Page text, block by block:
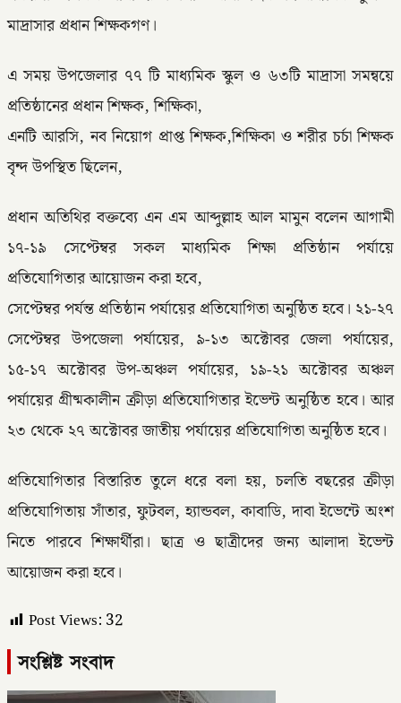
মাদ্রাসার প্রধান শিক্ষকগণ।
এ সময় উপজেলার ৭৭ টি মাধ্যমিক স্কুল ও ৬৩টি মাদ্রাসা সমন্বয়ে
প্রতিষ্ঠানের প্রধান শিক্ষক, শিক্ষিকা,
এনটি আরসি, নব নিয়োগ প্রাপ্ত শিক্ষক,শিক্ষিকা ও শরীর চর্চা শিক্ষক
বৃন্দ উপস্থিত ছিলেন,
প্রধান অতিথির বক্তব্যে এন এম আব্দুল্লাহ আল মামুন বলেন আগামী
১৭-১৯ সেপ্টেম্বর সকল মাধ্যমিক শিক্ষা প্রতিষ্ঠান পর্যায়ে
প্রতিযোগিতার আয়োজন করা হবে,
সেপ্টেম্বর পর্যন্ত প্রতিষ্ঠান পর্যায়ের প্রতিযোগিতা অনুষ্ঠিত হবে। ২১-২৭
সেপ্টেম্বর উপজেলা পর্যায়ের, ৯-১৩ অক্টোবর জেলা পর্যায়ের,
১৫-১৭ অক্টোবর উপ-অঞ্চল পর্যায়ের, ১৯-২১ অক্টোবর অঞ্চল
পর্যায়ের গ্রীষ্মকালীন ক্রীড়া প্রতিযোগিতার ইভেন্ট অনুষ্ঠিত হবে। আর
২৩ থেকে ২৭ অক্টোবর জাতীয় পর্যায়ের প্রতিযোগিতা অনুষ্ঠিত হবে।
প্রতিযোগিতার বিস্তারিত তুলে ধরে বলা হয়, চলতি বছরের ক্রীড়া
প্রতিযোগিতায় সাঁতার, ফুটবল, হ্যান্ডবল, কাবাডি, দাবা ইভেন্টে অংশ
নিতে পারবে শিক্ষার্থীরা। ছাত্র ও ছাত্রীদের জন্য আলাদা ইভেন্ট
আয়োজন করা হবে।
Post Views: 32
সংশ্লিষ্ট সংবাদ